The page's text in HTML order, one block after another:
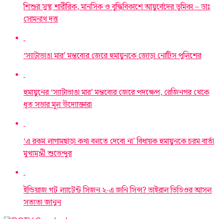
শিশুর সুস্থ শারীরিক, মানসিক ও বুদ্ধিবিকাশে আয়ুর্বেদের ভূমিকা – ডাঃ
সোমনাথ দত্ত
‘স্যাটাভাঙা মার’ মন্তব্যের জেরে হুমায়ুনকে জোড়া নোটিস পুলিশের
হুমায়ুনের ‘স্যাটাভাঙা মার’ মন্তব্যের জেরে পদক্ষেপ, রেজিনগর থেকে
ধৃত সভার মূল উদ্যোক্তারা
‘এ রকম লাগামছাড়া কথা বলতে দেবো না’ বিধায়ক হুমায়ুনকে চরম বার্তা
মুখ্যমন্ত্রী শুভেন্দুর
ইন্ডিয়াজ গট ল্যাটেন্ট সিজন ২-এ জনি সিন্স? ভাইরাল ভিডিওর আসল
সত্যতা জানুন